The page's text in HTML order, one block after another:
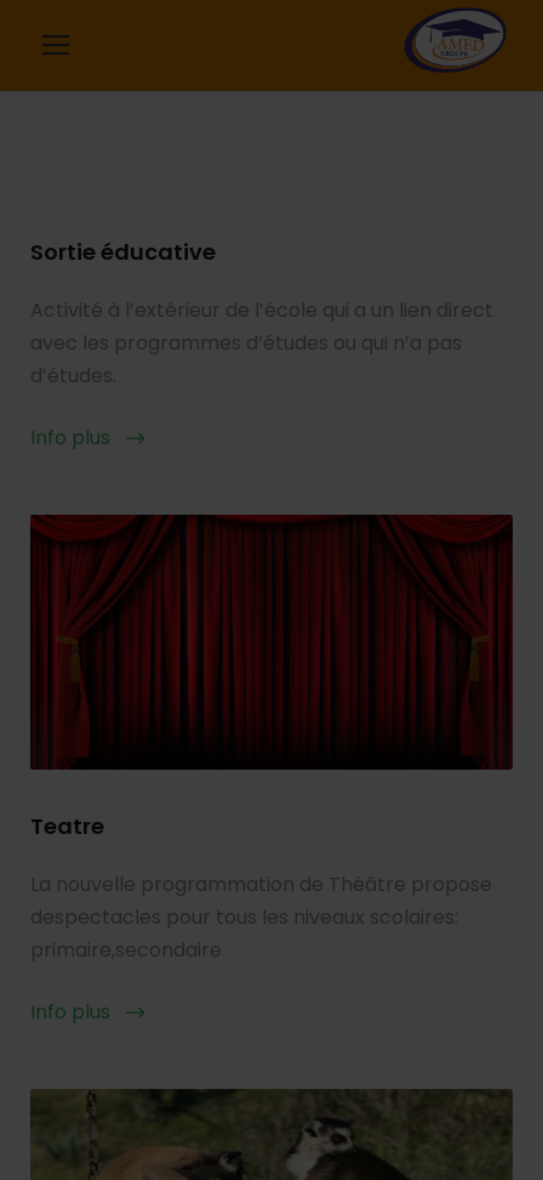
Sortie éducative
Activité à l’extérieur de l’école qui a un lien direct
avec les programmes d’études ou qui n’a pas
d’études.
Info plus
Teatre
La nouvelle programmation de Théâtre propose
despectacles pour tous les niveaux scolaires:
primaire,secondaire
Info plus